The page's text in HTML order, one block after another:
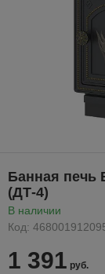
Банная печь
(ДТ-4)
В наличии
Код:
1 391 руб.